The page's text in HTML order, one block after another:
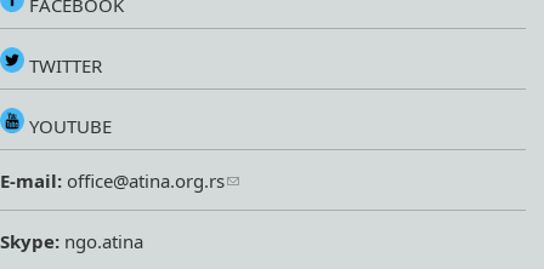
FACEBOOK
TWITTER
YOUTUBE
E-mail: office@atina.org.rs
Skype: ngo.atina